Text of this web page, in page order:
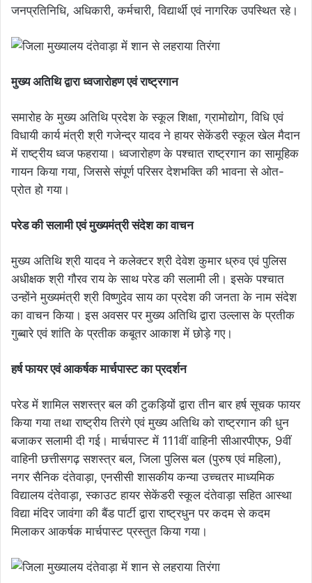
जनप्रतिनिधि, अधिकारी, कर्मचारी, विद्यार्थी एवं नागरिक उपस्थित रहे।
मुख्य अतिथि द्वारा ध्वजारोहण एवं राष्ट्रगान
समारोह के मुख्य अतिथि प्रदेश के स्कूल शिक्षा, ग्रामोद्योग, विधि एवं
विधायी कार्य मंत्री श्री गजेन्द्र यादव ने हायर सेकेंडरी स्कूल खेल मैदान
में राष्ट्रीय ध्वज फहराया। ध्वजारोहण के पश्चात राष्ट्रगान का सामूहिक
गायन किया गया, जिससे संपूर्ण परिसर देशभक्ति की भावना से ओत-
प्रोत हो गया।
परेड की सलामी एवं मुख्यमंत्री संदेश का वाचन
मुख्य अतिथि श्री यादव ने कलेक्टर श्री देवेश कुमार ध्रुव एवं पुलिस
अधीक्षक श्री गौरव राय के साथ परेड की सलामी ली। इसके पश्चात
उन्होंने मुख्यमंत्री श्री विष्णुदेव साय का प्रदेश की जनता के नाम संदेश
का वाचन किया। इस अवसर पर मुख्य अतिथि द्वारा उल्लास के प्रतीक
गुब्बारे एवं शांति के प्रतीक कबूतर आकाश में छोड़े गए।
हर्ष फायर एवं आकर्षक मार्चपास्ट का प्रदर्शन
परेड में शामिल सशस्त्र बल की टुकड़ियों द्वारा तीन बार हर्ष सूचक फायर
किया गया तथा राष्ट्रीय तिरंगे एवं मुख्य अतिथि को राष्ट्रगान की धुन
बजाकर सलामी दी गई। मार्चपास्ट में 111वीं वाहिनी सीआरपीएफ, 9वीं
वाहिनी छत्तीसगढ़ सशस्त्र बल, जिला पुलिस बल (पुरुष एवं महिला),
नगर सैनिक दंतेवाड़ा, एनसीसी शासकीय कन्या उच्चतर माध्यमिक
विद्यालय दंतेवाड़ा, स्काउट हायर सेकेंडरी स्कूल दंतेवाड़ा सहित आस्था
विद्या मंदिर जावंगा की बैंड पार्टी द्वारा राष्ट्रधुन पर कदम से कदम
मिलाकर आकर्षक मार्चपास्ट प्रस्तुत किया गया।